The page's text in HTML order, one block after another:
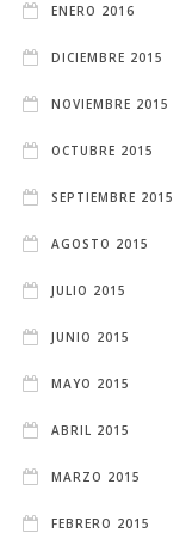
ENERO 2016
DICIEMBRE 2015
NOVIEMBRE 2015
OCTUBRE 2015
SEPTIEMBRE 2015
AGOSTO 2015
JULIO 2015
JUNIO 2015
MAYO 2015
ABRIL 2015
MARZO 2015
FEBRERO 2015